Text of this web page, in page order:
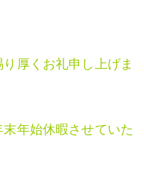
厚くお礼申し上げま
年始休暇させていた